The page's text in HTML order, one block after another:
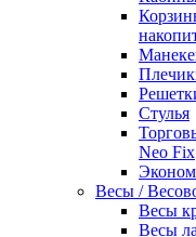
Стулья
Neo Fix
Весы /
Весы
Весы